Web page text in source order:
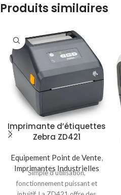
Produits similaires
Imprimante d’étiquettes
Zebra ZD421
Equipement Point de Vente,
Imprimantes Industrielles
Simple d’utilisation,
fonctionnement puissant et